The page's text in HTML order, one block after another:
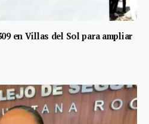
en Villas del Sol para ampliar